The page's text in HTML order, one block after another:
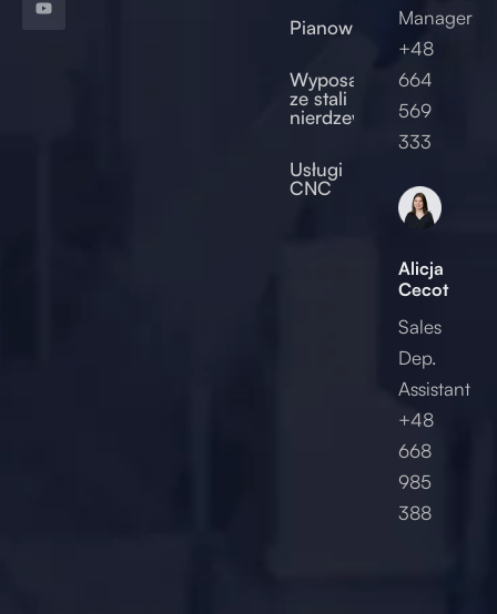
Pianownice
Wyposażenie
ze stali
nierdzewnej
Usługi
CNC
Manager
+48
664
569
333
Alicja
Cecot
Sales
Dep.
Assistant
+48
668
985
388